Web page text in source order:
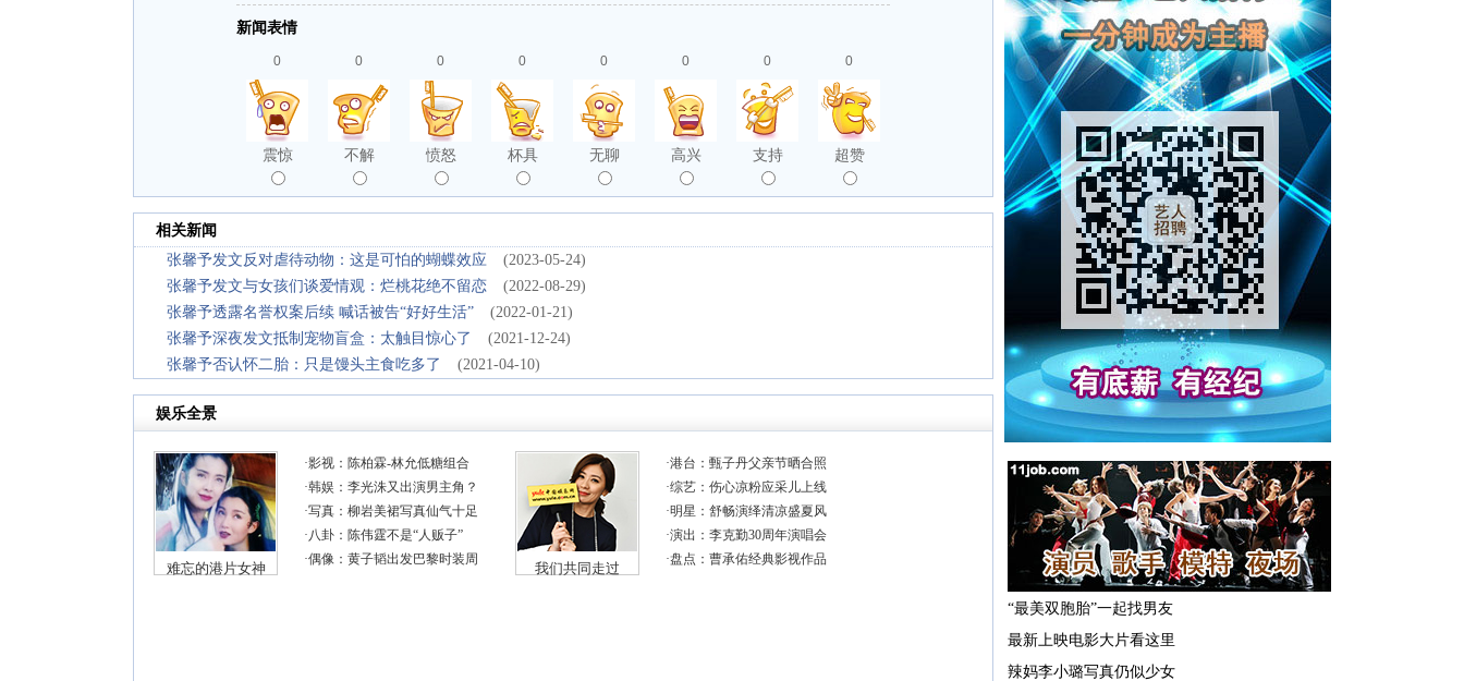
新闻表情
0
震惊
0
不解
0
愤怒
0
杯具
0
无聊
0
高兴
0
支持
0
超赞
相关新闻
张馨予发文反对虐待动物：这是可怕的蝴蝶效应
(2023-05-24)
张馨予发文与女孩们谈爱情观：烂桃花绝不留恋
(2022-08-29)
张馨予透露名誉权案后续 喊话被告“好好生活”
(2022-01-21)
张馨予深夜发文抵制宠物盲盒：太触目惊心了
(2021-12-24)
张馨予否认怀二胎：只是馒头主食吃多了
(2021-04-10)